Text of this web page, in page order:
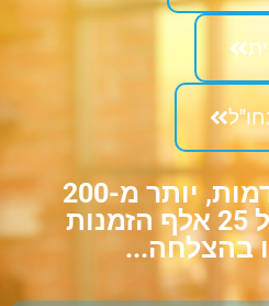
19 שנות התקדמות, יותר מ-200
מתרגמים, מעל 25 אלף הזמנות
בהצלחה...